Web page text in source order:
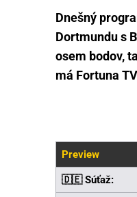
Dnešný
Dortmundu s
osem bodov,
má Fortuna
Preview
🇩🇪 Súťaž: